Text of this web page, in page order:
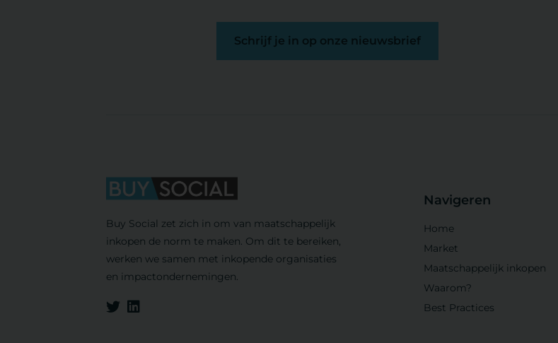
Schrijf je in op onze nieuwsbrief
Buy Social zet zich in om van maatschappelijk
inkopen de norm te maken. Om dit te bereiken,
werken we samen met inkopende organisaties
en impactondernemingen.
Navigeren
Home
Market
Maatschappelijk inkopen
Waarom?
Best Practices